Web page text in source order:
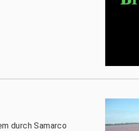
durch Samarco